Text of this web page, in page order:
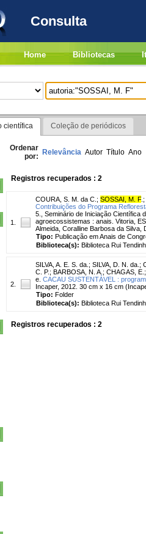
Consulta
Home Bibliotecas
científica Coleção de periódicos
Ordenar
por: Relevância Autor Título Ano
Registros recuperados : 2
1.
COURA, S. M. da C. ; SOSSAI, M. F. ;
Contribuições do Programa
5., Seminário de Iniciação Científica
agroecossistemas : anais. Vitoria,
Almeida, Coralline Barbosa da
Tipo: Publicação em Anais de
Biblioteca(s): Biblioteca Rui
2.
SILVA, A. E. S. da. ; SILVA, D. N. da. ;
C. P. ; BARBOSA, N. A. ; CHAGAS, E.
e. CACAU SUSTENTÁVEL :
Incaper, 2012. 30 cm x 16 cm
Tipo: Folder
Biblioteca(s): Biblioteca Rui
Registros recuperados : 2